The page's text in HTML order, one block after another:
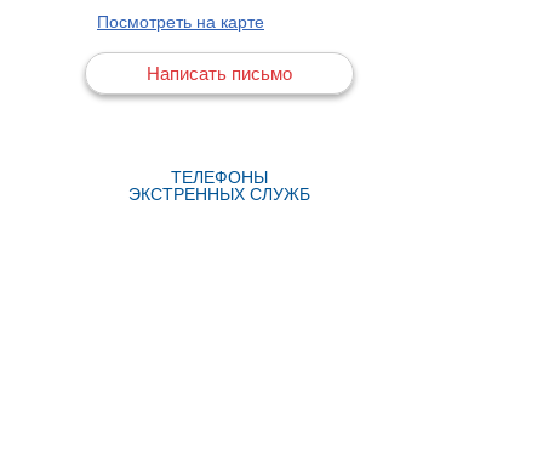
Посмотреть на карте
Написать письмо
ТЕЛЕФОНЫ
ЭКСТРЕННЫХ СЛУЖБ